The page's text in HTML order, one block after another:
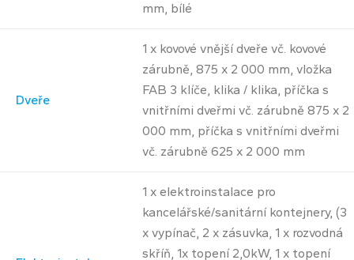
mm, bílé
Dveře
1 x kovové vnější dveře vč. kovové
zárubně, 875 x 2 000 mm, vložka
FAB 3 klíče, klika / klika, příčka s
vnitřními dveřmi vč. zárubně 875 x 2
000 mm, příčka s vnitřními dveřmi
vč. zárubně 625 x 2 000 mm
1 x elektroinstalace pro
kancelářské/sanitární kontejnery, (3
x vypínač, 2 x zásuvka, 1 x rozvodná
skříň, 1x topení 2,0kW, 1 x topení